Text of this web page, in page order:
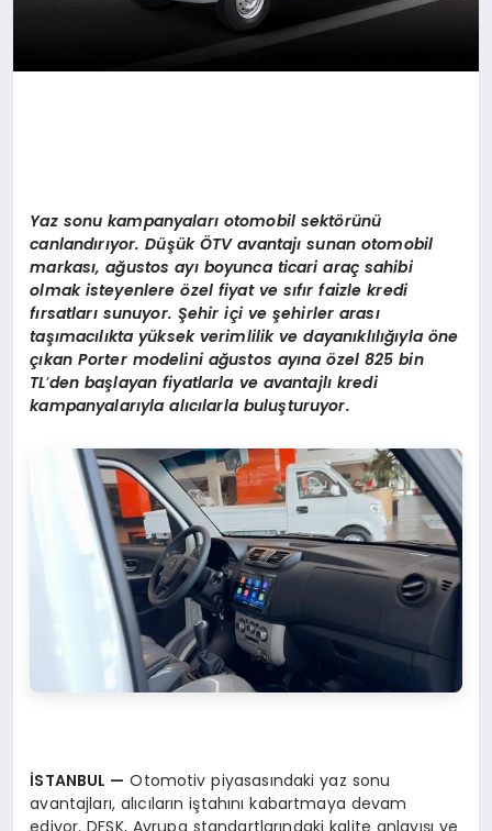
Yaz sonu kampanyaları otomobil sektörünü
canlandırıyor. Düşük ÖTV avantajı sunan otomobil
markası, ağustos ayı boyunca ticari araç sahibi
olmak isteyenlereözel fiyat ve sıfır faizle kredi
fırsatları sunuyor. Şehir içi ve şehirler arası
taşımacılıkta yüksek verimlilik ve dayanıklılığıyla öne
çıkan Porter modelini ağustos ayınaözel 825 bin
TL’den başlayan fiyatlarla ve avantajlı kredi
kampanyalarıyla alıcılarla buluşturuyor.
İSTANBUL — Otomotiv piyasasındaki yaz sonu
avantajları, alıcıların iştahını kabartmaya devam